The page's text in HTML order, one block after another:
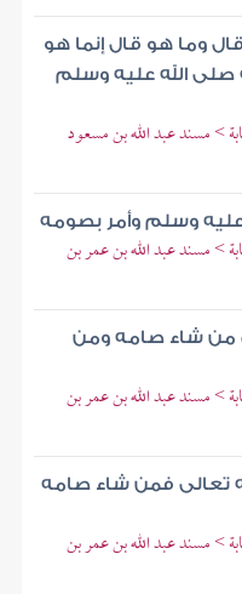
وما هو قال إنما هو
صلى الله عليه وسلم
> مسند عبد الله بن مسعود
وسلم وأمر بصومه
> مسند عبد الله بن عمر بن
من شاء صامه ومن
> مسند عبد الله بن عمر بن
تعالى فمن شاء صامه
> مسند عبد الله بن عمر بن